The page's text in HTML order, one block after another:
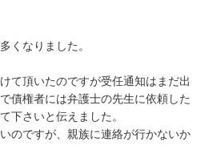
くなりました。
て頂いたのですが受任通知はまだ出
債権者には弁護士の先生に依頼した
下さいと伝えました。
のですが、親族に連絡が行かないか